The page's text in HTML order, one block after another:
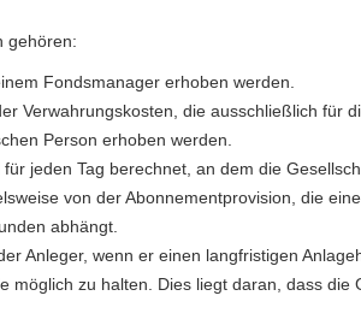
gehören:
Fondsmanager erhoben werden.
Verwahrungskosten, die ausschließlich für
Person erhoben werden.
jeden Tag berechnet, an dem die
von der Abonnementprovision, die
abhängt.
Anleger, wenn er einen langfristigen
möglich zu halten. Dies liegt daran, dass die